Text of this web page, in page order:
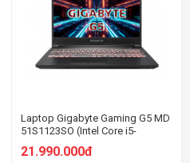
Laptop Gigabyte Gaming G5 MD
51S1123SO (Intel Core i5-
11400H/ 16GB RAM/ 512GB
SSD/ 15.6" FHD/ RTX3050Ti 4Gb/
21.990.000đ